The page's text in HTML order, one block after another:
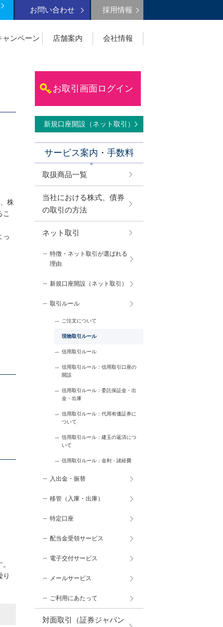
お問い合わせ 採用情報
ャンペーン 店舗案内 会社情報
株
こ
っ
り
お取引画面ログイン
新規口座開設（ネット取引）
サービス案内・手数料
取扱商品一覧
当社における株式、債券
の取引の方法
ネット取引
特徴・ネット取引が選ばれる
理由
新規口座開設（ネット取引）
取引ルール
ご注文について
現物取引ルール
信用取引ルール
信用取引ルール：信用取引口座の
開設
信用取引ルール：委託保証金・出
金・出庫
信用取引ルール：代用有価証券に
ついて
信用取引ルール：建玉の返済につ
いて
信用取引ルール：金利・諸経費
入出金・振替
移管（入庫・出庫）
特定口座
配当金受領サービス
電子交付サービス
メールサービス
ご利用にあたって
対面取引（証券ジャパン